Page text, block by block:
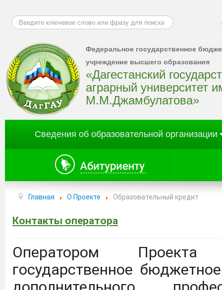
Искать...
Федеральное государственное
учреждение высшего образования
«Дагестанский
аграрный университет
М.М.Джамбулатова»
Сведения об образовательной организации
Главная О Проекте Образовательный кредит
Контакты оператора
Оператором Проекта
государственное